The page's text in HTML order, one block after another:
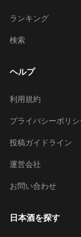
ランキング
検索
ヘルプ
利用規約
プライバシーポリシ
投稿ガイドライン
運営会社
お問い合わせ
日本酒を探す